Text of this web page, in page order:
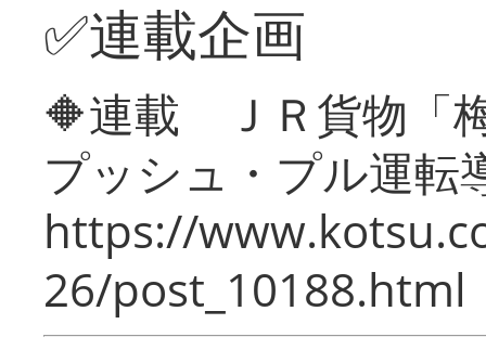
✅連載企画
🔶連載 ＪＲ貨物「
プッシュ・プル運転
https://
26/post_10188.html